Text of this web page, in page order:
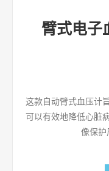
臂式电子
这款自动臂式血压计
可以有效地降低心脏
像保护